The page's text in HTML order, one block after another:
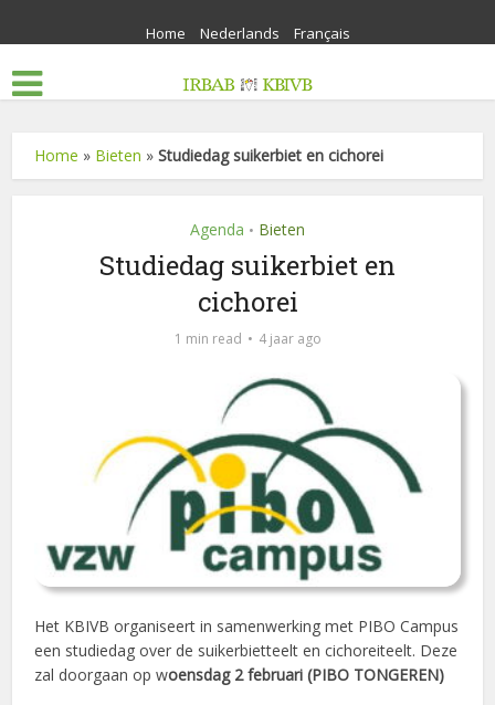
Home Nederlands Français
Home » Bieten »Studiedag suikerbiet en cichorei
Agenda • Bieten
Studiedag suikerbiet en
cichorei
1 min read 4 jaar ago
Het KBIVB organiseert in samenwerking met PIBO Campus
een studiedag over de suikerbietteelt en cichoreiteelt. Deze
zal doorgaan op woensdag 2 februari (PIBO TONGEREN)